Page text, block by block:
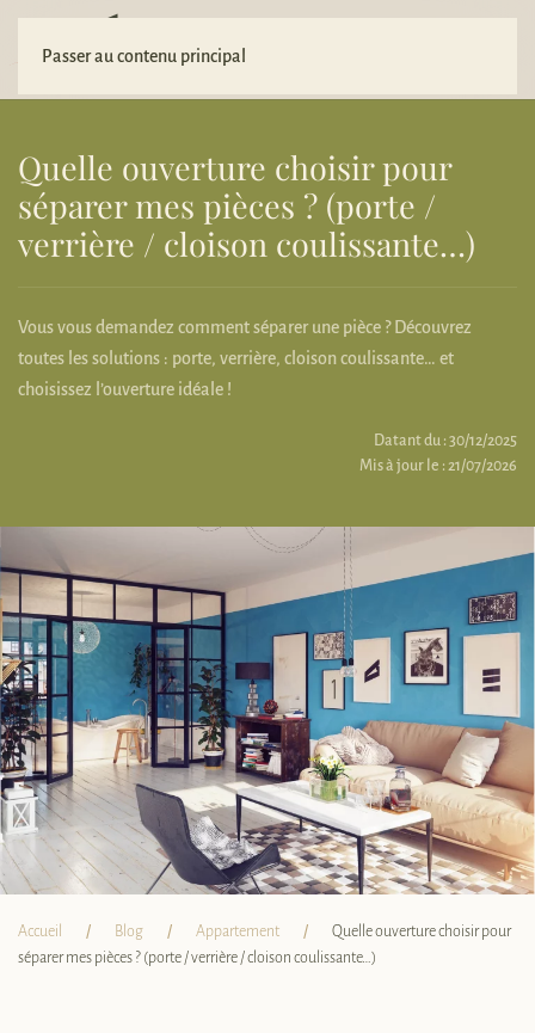
Passer au contenu principal
Quelle ouverture choisir pour
séparer mes pièces ? (porte /
verrière / cloison coulissante…)
Vous vous demandez comment séparer une pièce ? Découvrez
toutes les solutions : porte, verrière, cloison coulissante… et
choisissez l’ouverture idéale !
Datant du : 30/12/2025
Mis à jour le : 21/07/2026
Accueil Blog Appartement
Quelle ouverture choisir pour
séparer mes pièces ? (porte / verrière / cloison coulissante…)